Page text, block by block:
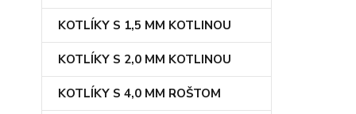
KOTLÍKY S 1,5 MM KOTLINOU
KOTLÍKY S 2,0 MM KOTLINOU
KOTLÍKY S 4,0 MM ROŠTOM